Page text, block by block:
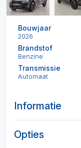
Bouwjaar
2026
Brandstof
Benzine
Transmissie
Automaat
Informatie
Opties